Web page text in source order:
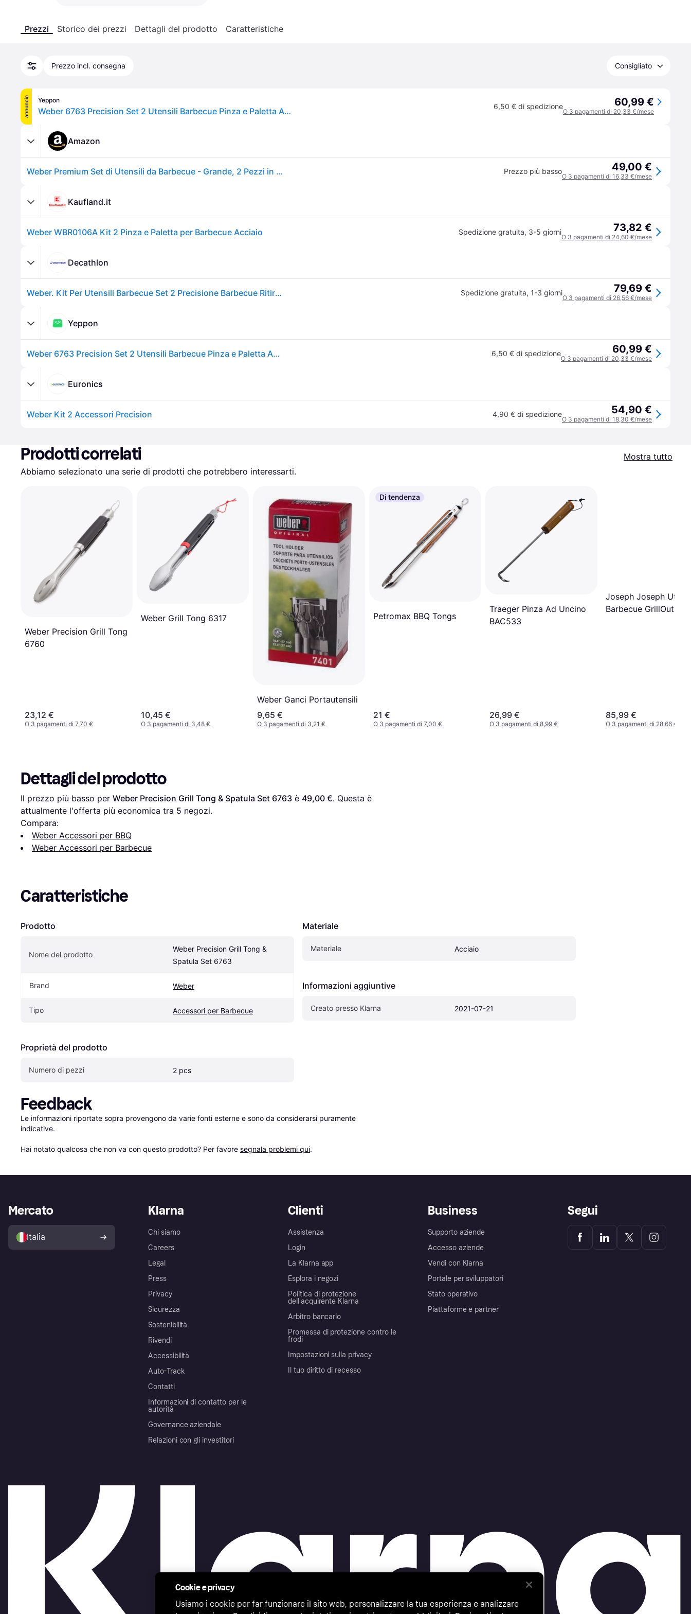
Prezzi Storico dei prezzi Dettagli del prodotto Caratteristiche
Prezzo incl. consegna Consigliato
annuncio Yeppon
Weber 6763 Precision Set 2 Utensili Barbecue Pinza e Paletta Acciaio Inox Lavabile colore Nero Acciaio 6,50 € di spedizione 60,99 €
O 3 pagamenti di 20,33 €/mese
Amazon
Weber Premium Set di Utensili da Barbecue - Grande, 2 Pezzi in Acciaio Inox, Incluse pinze per SUP. cotturare e spatole (46 cm), con pratiche Maniglie, Lavabili in lavastoviglie - Argento(6763) Prezzo più basso 49,00 €
O 3 pagamenti di 16,33 €/mese
Kaufland.it
Weber WBR0106A Kit 2 Pinza e Paletta per Barbecue Acciaio Spedizione gratuita, 3-5 giorni 73,82 €
O 3 pagamenti di 24,60 €/mese
Decathlon
Weber. Kit Per Utensili Barbecue Set 2 Precisione Barbecue Ritiro Gratis - Senza taglia Spedizione gratuita, 1-3 giorni 79,69 €
O 3 pagamenti di 26,56 €/mese
Yeppon
Weber 6763 Precision Set 2 Utensili Barbecue Pinza e Paletta Acciaio Inox Lavabile colore Nero Acciaio 6,50 € di spedizione 60,99 €
O 3 pagamenti di 20,33 €/mese
Euronics
Weber Kit 2 Accessori Precision 4,90 € di spedizione 54,90 €
O 3 pagamenti di 18,30 €/mese
Prodotti correlati
Mostra tutto
Abbiamo selezionato una serie di prodotti che potrebbero interessarti.
Weber Precision Grill Tong
6760
23,12 €
O 3 pagamenti di 7,70 €
Weber Grill Tong 6317
10,45 €
O 3 pagamenti di 3,48 €
Weber Ganci Portautensili
9,65 €
O 3 pagamenti di 3,21 €
Di tendenza
Petromax BBQ Tongs
21 €
O 3 pagamenti di 7,00 €
Traeger Pinza Ad Uncino
BAC533
26,99 €
O 3 pagamenti di 8,99 €
Joseph Joseph
Barbecue GrillOut
85,99 €
O 3 pagamenti di 28,66 €
Dettagli del prodotto
Il prezzo più basso per Weber Precision Grill Tong & Spatula Set 6763 è 49,00 €. Questa è
attualmente l'offerta più economica tra 5 negozi.
Compara:
Weber Accessori per BBQ
Weber Accessori per Barbecue
Caratteristiche
Prodotto
Nome del prodotto
Weber Precision Grill Tong &
Spatula Set 6763
Brand Weber
Tipo Accessori per Barbecue
Proprietà del prodotto
Numero di pezzi 2 pcs
Materiale
Materiale Acciaio
Informazioni aggiuntive
Creato presso Klarna 2021-07-21
Feedback
Le informazioni riportate sopra provengono da varie fonti esterne e sono da considerarsi puramente
indicative.
Hai notato qualcosa che non va con questo prodotto? Per favore segnala problemi qui.
Klarna
Chi siamo
Careers
Legal
Press
Privacy
Sicurezza
Sostenibilità
Rivendi
Accessibilità
Auto-Track
Contatti
Informazioni di contatto per le
autorità
Governance aziendale
Relazioni con gli investitori
Clienti
Assistenza
Login
La Klarna app
Esplora i negozi
Politica di protezione
dell'acquirente Klarna
Arbitro bancario
Promessa di protezione contro le
frodi
Impostazioni sulla privacy
Il tuo diritto di recesso
Business
Supporto aziende
Accesso aziende
Vendi con Klarna
Portale per sviluppatori
Stato operativo
Piattaforme e partner
Mercato
Italia
Segui
Cookie e privacy
Usiamo i cookie per far funzionare il sito web, personalizzare la tua esperienza e analizzare